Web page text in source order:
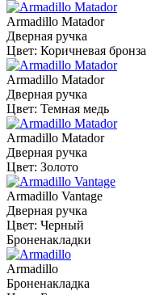
Armadillo Matador
Дверная ручка
Цвет: Коричневая бронза
Armadillo Matador
Дверная ручка
Цвет: Темная медь
Armadillo Matador
Дверная ручка
Цвет: Золото
Armadillo Vantage
Дверная ручка
Цвет: Черный
Броненакладки
Armadillo
Броненакладка